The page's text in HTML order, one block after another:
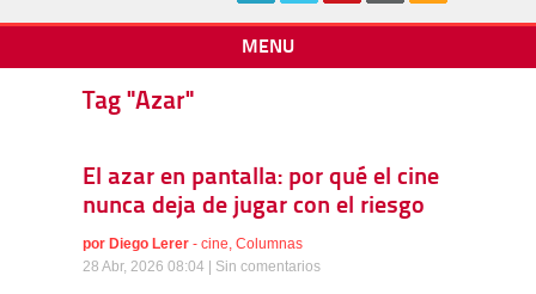
MENU
Tag "Azar"
El azar en pantalla: por qué el cine
nunca deja de jugar con el riesgo
por Diego Lerer - cine, Columnas
28 Abr, 2026 08:04 | Sin comentarios